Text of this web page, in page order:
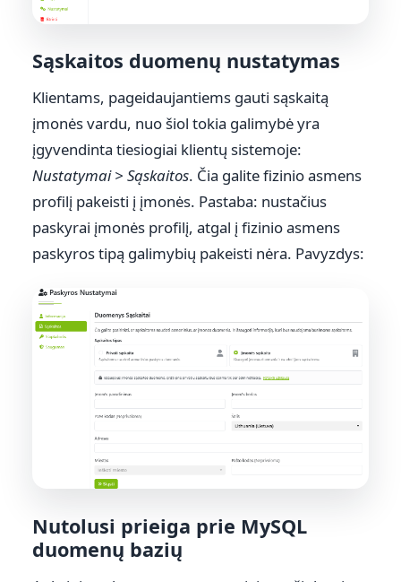
Sąskaitos duomenų nustatymas
Klientams, pageidaujantiems gauti sąskaitą
įmonės vardu, nuo šiol tokia galimybė yra
įgyvendinta tiesiogiai klientų sistemoje:
Nustatymai > Sąskaitos. Čia galite fizinio asmens
profilį pakeisti į įmonės. Pastaba: nustačius
paskyrai įmonės profilį, atgal į fizinio asmens
paskyros tipą galimybių pakeisti nėra. Pavyzdys:
Nutolusi prieiga prie MySQL
duomenų bazių